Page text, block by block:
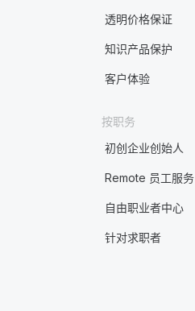
透明价格保证
知识产品保护
客户体验
按职务
初创企业创始人
Remote 员工服务
自由职业者中心
针对求职者